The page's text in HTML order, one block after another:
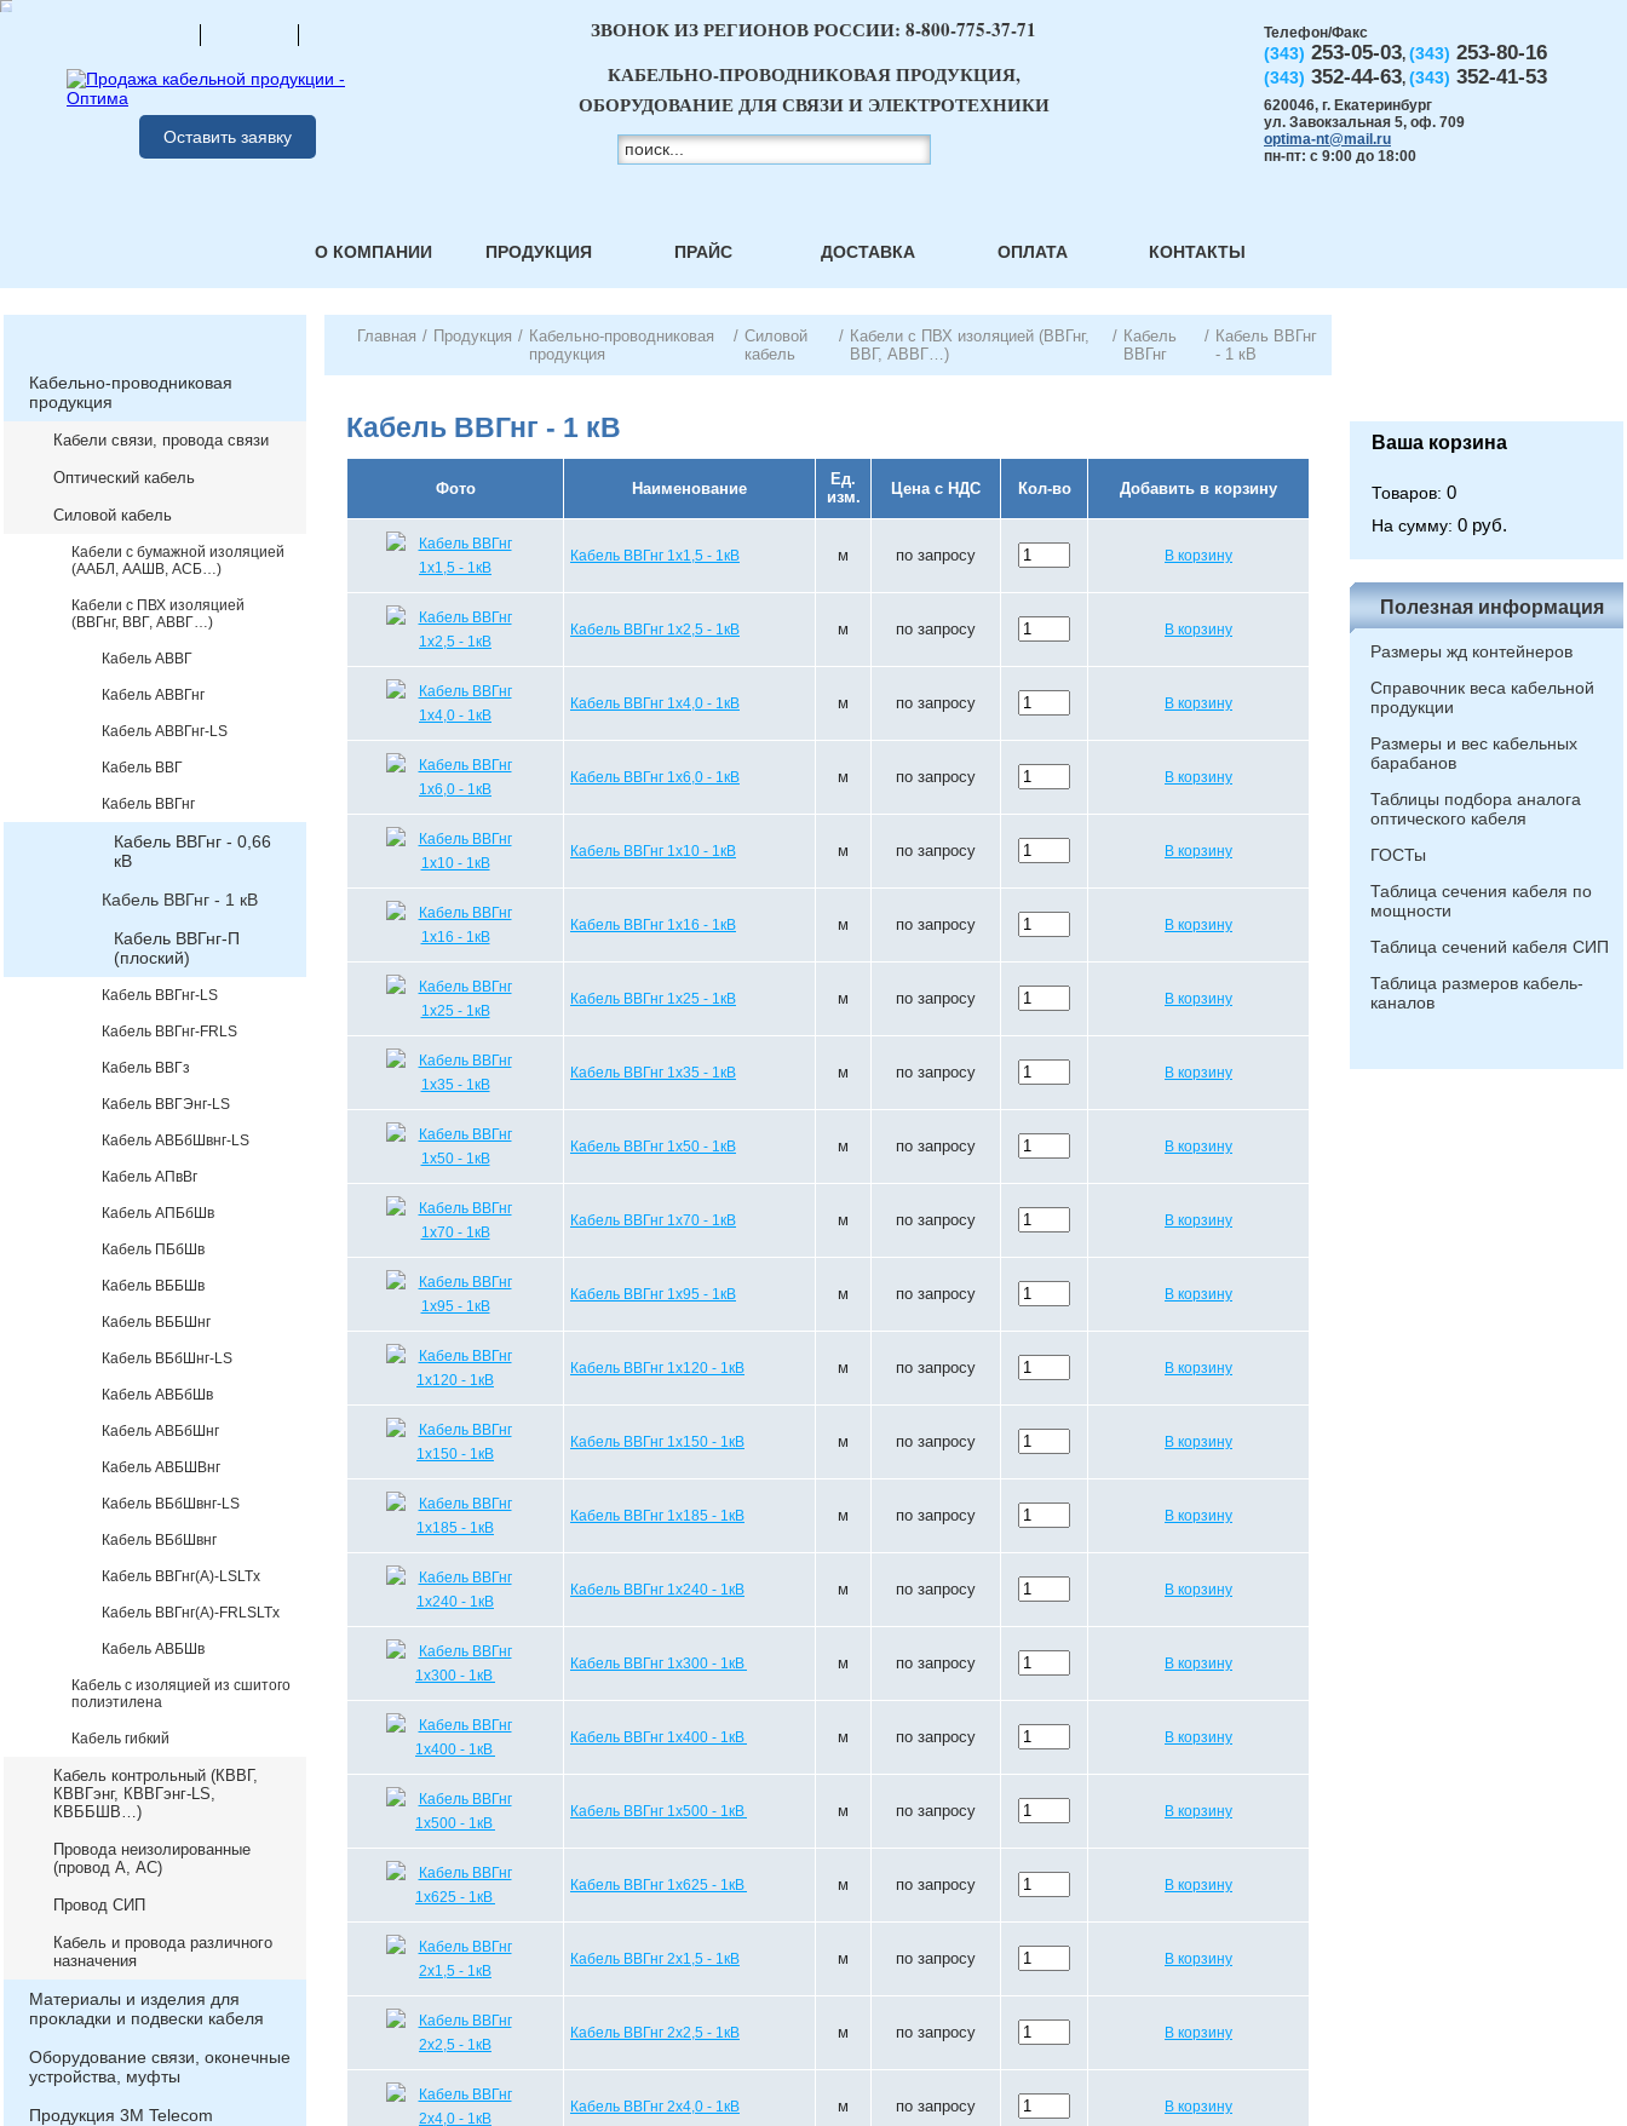
Оставить заявку
Телефон/Факс
(343) 253-05-03, (343) 253-80-16
(343) 352-44-63, (343) 352-41-53
620046, г. Екатеринбург
ул. Завокзальная 5, оф. 709
optima-nt@mail.ru
пн-пт: с 9:00 до 18:00
ЗВОНОК ИЗ РЕГИОНОВ РОССИИ: 8-800-775-37-71
КАБЕЛЬНО-ПРОВОДНИКОВАЯ ПРОДУКЦИЯ,
ОБОРУДОВАНИЕ ДЛЯ СВЯЗИ И ЭЛЕКТРОТЕХНИКИ
О КОМПАНИИ ПРОДУКЦИЯ ПРАЙС ДОСТАВКА ОПЛАТА КОНТАКТЫ
Кабельно-проводниковая
продукция
Кабели связи, провода связи
Оптический кабель
Силовой кабель
Кабели с бумажной изоляцией
(ААБЛ, ААШВ, АСБ…)
Кабели с ПВХ изоляцией
(ВВГнг, ВВГ, АВВГ…)
Кабель АВВГ
Кабель АВВГнг
Кабель АВВГнг-LS
Кабель ВВГ
Кабель ВВГнг
Кабель ВВГнг - 0,66
кВ
Кабель ВВГнг - 1 кВ
Кабель ВВГнг-П
(плоский)
Кабель ВВГнг-LS
Кабель ВВГнг-FRLS
Кабель ВВГз
Кабель ВВГЭнг-LS
Кабель АВБбШвнг-LS
Кабель АПвВг
Кабель АПБбШв
Кабель ПБбШв
Кабель ВББШв
Кабель ВББШнг
Кабель ВБбШнг-LS
Кабель АВБбШв
Кабель АВБбШнг
Кабель АВБШВнг
Кабель ВБбШвнг-LS
Кабель ВБбШвнг
Кабель ВВГнг(А)-LSLTx
Кабель ВВГнг(А)-FRLSLTx
Кабель АВБШв
Кабель с изоляцией из сшитого
полиэтилена
Кабель гибкий
Кабель контрольный (КВВГ,
КВВГэнг, КВВГэнг-LS,
КВББШВ…)
Провода неизолированные
(провод А, АС)
Провод СИП
Кабель и провода различного
назначения
Материалы и изделия для
прокладки и подвески кабеля
Оборудование связи, оконечные
устройства, муфты
Продукция 3М Telecom
Главная / Продукция / Кабельно-проводниковая
продукция
/ Силовой
кабель
/ Кабели с ПВХ изоляцией (ВВГнг,
ВВГ, АВВГ…)
/ Кабель
ВВГнг
/ Кабель ВВГнг
- 1 кВ
Кабель ВВГнг - 1 кВ
Фото Наименование
Ед.
изм.
Цена с НДС Кол-во Добавить в корзину
Кабель ВВГнг 1х1,5 - 1кВ м по запросу В корзину
Кабель ВВГнг 1х2,5 - 1кВ м по запросу В корзину
Кабель ВВГнг 1х4,0 - 1кВ м по запросу В корзину
Кабель ВВГнг 1х6,0 - 1кВ м по запросу В корзину
Кабель ВВГнг 1х10 - 1кВ м по запросу В корзину
Кабель ВВГнг 1х16 - 1кВ м по запросу В корзину
Кабель ВВГнг 1х25 - 1кВ м по запросу В корзину
Кабель ВВГнг 1х35 - 1кВ м по запросу В корзину
Кабель ВВГнг 1х50 - 1кВ м по запросу В корзину
Кабель ВВГнг 1х70 - 1кВ м по запросу В корзину
Кабель ВВГнг 1х95 - 1кВ м по запросу В корзину
Кабель ВВГнг 1х120 - 1кВ м по запросу В корзину
Кабель ВВГнг 1х150 - 1кВ м по запросу В корзину
Кабель ВВГнг 1х185 - 1кВ м по запросу В корзину
Кабель ВВГнг 1х240 - 1кВ м по запросу В корзину
Кабель ВВГнг 1х300 - 1кВ м по запросу В корзину
Кабель ВВГнг 1х400 - 1кВ м по запросу В корзину
Кабель ВВГнг 1х500 - 1кВ м по запросу В корзину
Кабель ВВГнг 1х625 - 1кВ м по запросу В корзину
Кабель ВВГнг 2х1,5 - 1кВ м по запросу В корзину
Кабель ВВГнг 2х2,5 - 1кВ м по запросу В корзину
Кабель ВВГнг 2х4,0 - 1кВ м по запросу В корзину
Ваша корзина
Товаров: 0
На сумму: 0 руб.
Полезная информация
Размеры жд контейнеров
Справочник веса кабельной
продукции
Размеры и вес кабельных
барабанов
Таблицы подбора аналога
оптического кабеля
ГОСТы
Таблица сечения кабеля по
мощности
Таблица сечений кабеля СИП
Таблица размеров кабель-
каналов